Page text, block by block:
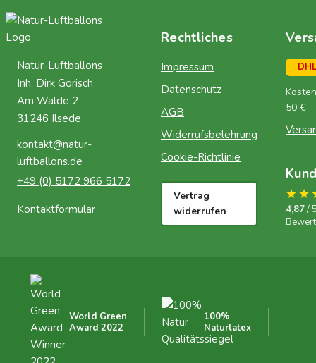
Natur-Luftballons
Inh. Dirk Gorisch
Am Walde 2
31246 Ilsede
kontakt@natur-
luftballons.de
+49 (0) 5172 966 5172
Kontaktformular
Rechtliches
Impressum
Datenschutz
AGB
Widerrufsbelehrung
Cookie-Richtlinie
Vertrag
widerrufen
DHL
50 €
4,87/
World Green
Award 2022
100%
Naturlatex